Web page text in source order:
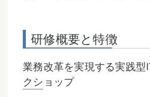
研修概要と特徴
業務改革を実現する実践型
クショップ